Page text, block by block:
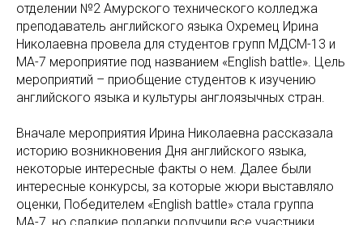
отделении №2 Амурского технического колледжа
преподаватель английского языка Охремец Ирина
Николаевна провела для студентов групп МДСМ-13 и
МА-7 мероприятие под названием «English battle». Цель
мероприятий – приобщение студентов к изучению
английского языка и культуры англоязычных стран.
Вначале мероприятия Ирина Николаевна рассказала
историю возникновения Дня английского языка,
некоторые интересные факты о нем. Далее были
интересные конкурсы, за которые жюри выставляло
оценки, Победителем «English battle» стала группа